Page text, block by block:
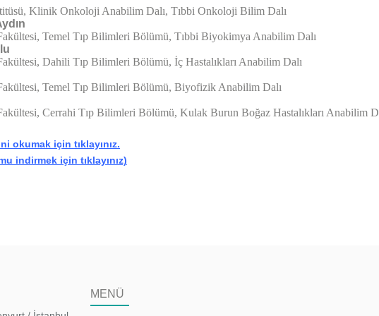
Klinik Onkoloji Anabilim Dalı, Tıbbi Onkoloji Bilim Dalı
Temel Tıp Bilimleri Bölümü, Tıbbi Biyokimya Anabilim Dalı
Dahili Tıp Bilimleri Bölümü, İç Hastalıkları Anabilim Dalı
Temel Tıp Bilimleri Bölümü, Biyofizik Anabilim Dalı
Cerrahi Tıp Bilimleri Bölümü, Kulak Burun Boğaz Hastalıkları Anabilim
okumak için tıklayınız.
indirmek için tıklayınız)
MENÜ